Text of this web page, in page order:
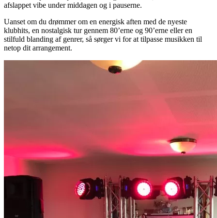
afslappet vibe under middagen og i pauserne.
Uanset om du drømmer om en energisk aften med de nyeste
klubhits, en nostalgisk tur gennem 80’erne og 90’erne eller en
stilfuld blanding af genrer, så sørger vi for at tilpasse musikken til
netop dit arrangement.